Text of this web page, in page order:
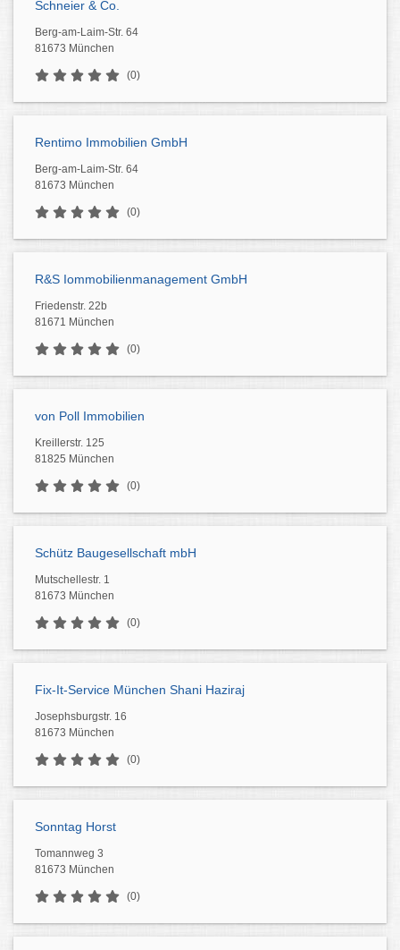
Schneier & Co.
Berg-am-Laim-Str. 64
81673 München
(0)
Rentimo Immobilien GmbH
Berg-am-Laim-Str. 64
81673 München
(0)
R&S Iommobilienmanagement GmbH
Friedenstr. 22b
81671 München
(0)
von Poll Immobilien
Kreillerstr. 125
81825 München
(0)
Schütz Baugesellschaft mbH
Mutschellestr. 1
81673 München
(0)
Fix-It-Service München Shani Haziraj
Josephsburgstr. 16
81673 München
(0)
Sonntag Horst
Tomannweg 3
81673 München
(0)